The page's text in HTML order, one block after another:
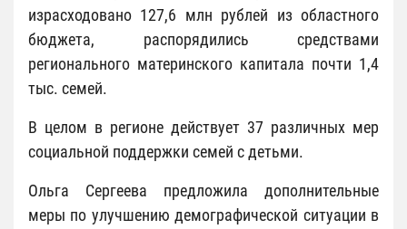
израсходовано 127,6 млн рублей из областного
бюджета, распорядились средствами
регионального материнского капитала почти 1,4
тыс. семей.
В целом в регионе действует 37 различных мер
социальной поддержки семей с детьми.
Ольга Сергеева предложила дополнительные
меры по улучшению демографической ситуации в